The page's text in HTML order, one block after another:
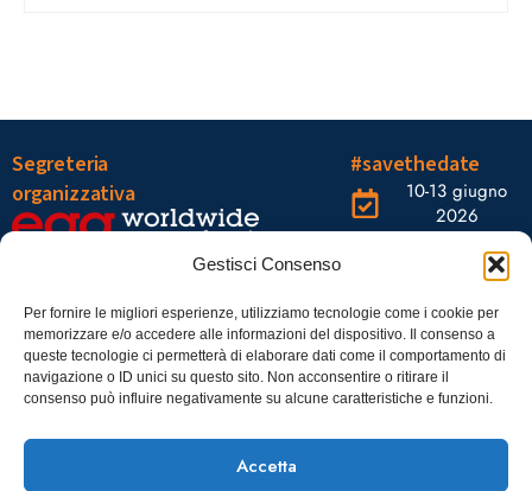
Gestisci Consenso
Per fornire le migliori esperienze, utilizziamo tecnologie come i cookie per
memorizzare e/o accedere alle informazioni del dispositivo. Il consenso a
queste tecnologie ci permetterà di elaborare dati come il comportamento di
navigazione o ID unici su questo sito. Non acconsentire o ritirare il
consenso può influire negativamente su alcune caratteristiche e funzioni.
Accetta
Segreteria
organizzativa
Tel.: 06328121
infoaiic2026@ega.it
#savethedate
10-13 giugno
2026
OGR Torino
Castelfidardo,
22 10128
Torino
SCARICA
ICS